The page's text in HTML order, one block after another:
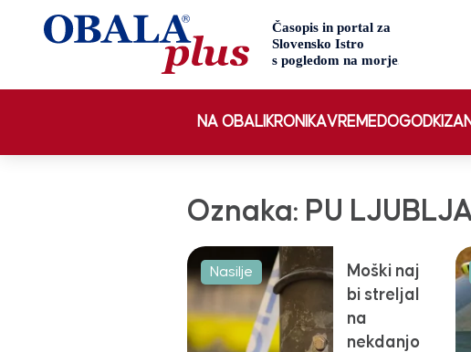
NA OBALI KRONIKAVREMEDOGODKI
Oznaka: PU
Nasilje
Moški naj
bi streljal
na
nekdanjo